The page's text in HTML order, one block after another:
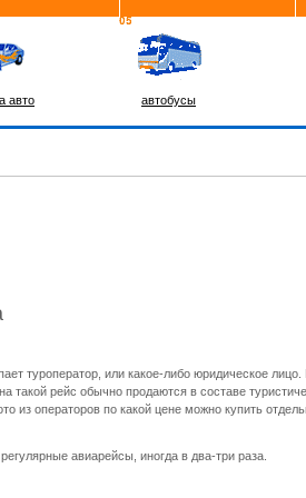
авто автобусы
туроператор, или какое-либо юридическое лицо.
рейс обычно продаются в составе
из операторов по какой цене можно купить
авиарейсы, иногда в два-три раза.